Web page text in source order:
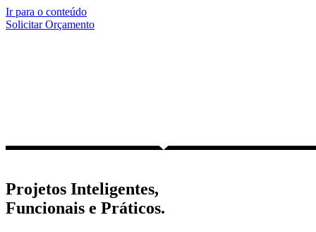
Ir para o conteúdo
Solicitar Orçamento
Projetos Inteligentes,
Funcionais e Práticos.